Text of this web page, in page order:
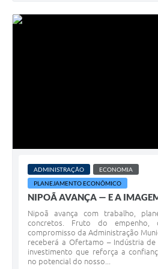
ADMINISTRAÇÃO
ECONOMIA
PLANEJAMENTO ECONÔMICO
NIPOÃ AVANÇA — E A
Nipoã avança com trabalho,
concretos. Fruto do
compromisso da Administração
receberá a Ofertamo – Indústria
investimento que reforça a
no potencial do nosso...